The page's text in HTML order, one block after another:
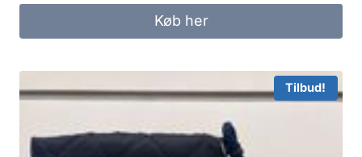
Køb her
Tilbud!